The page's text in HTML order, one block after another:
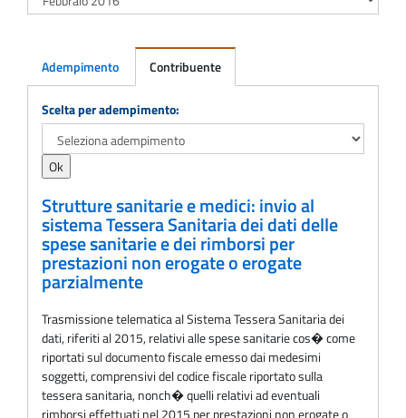
Adempimento Contribuente
Adempimento
Scelta per adempimento:
Strutture sanitarie e medici: invio al
sistema Tessera Sanitaria dei dati delle
spese sanitarie e dei rimborsi per
prestazioni non erogate o erogate
parzialmente
Trasmissione telematica al Sistema Tessera Sanitaria dei
dati, riferiti al 2015, relativi alle spese sanitarie cos� come
riportati sul documento fiscale emesso dai medesimi
soggetti, comprensivi del codice fiscale riportato sulla
tessera sanitaria, nonch� quelli relativi ad eventuali